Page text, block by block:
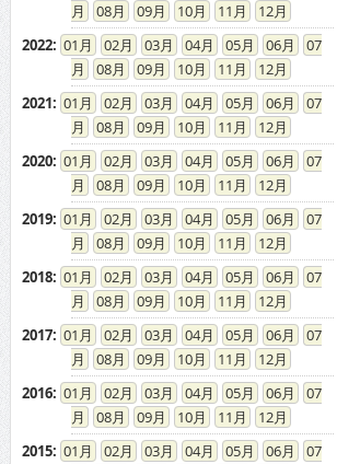
08
09 10 11
12
2022: 01 02 03 04 05 06
07
08
09 10 11
12
2021: 01 02 03 04 05 06
07
08
09 10 11
12
2020: 01 02 03 04 05 06
07
08
09 10 11
12
2019: 01 02 03 04 05 06
07
08
09 10 11
12
2018: 01 02 03 04 05 06
07
08
09 10 11
12
2017: 01 02 03 04 05 06
07
08
09 10 11
12
2016: 01 02 03 04 05 06
07
08
09 10 11
12
2015: 01 02 03 04 05 06
07